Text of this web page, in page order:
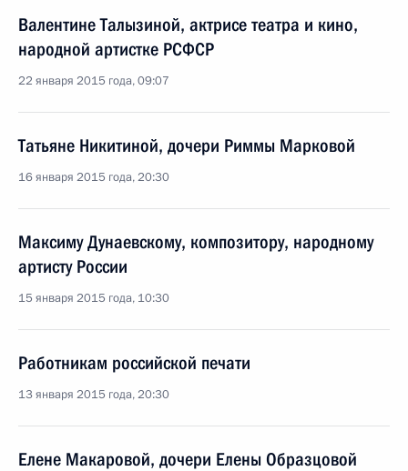
Валентине Талызиной, актрисе театра и кино,
народной артистке РСФСР
22 января 2015 года, 09:07
Татьяне Никитиной, дочери Риммы Марковой
16 января 2015 года, 20:30
Максиму Дунаевскому, композитору, народному
артисту России
15 января 2015 года, 10:30
Работникам российской печати
13 января 2015 года, 20:30
Елене Макаровой, дочери Елены Образцовой